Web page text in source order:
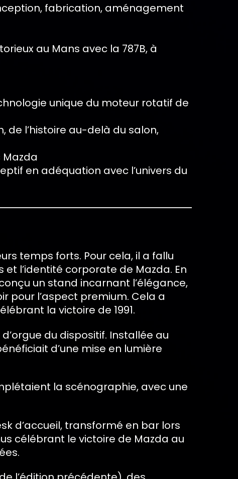
fabrication, aménagement
au Mans avec la 787B, à
unique du moteur rotatif de
de l’histoire au-delà du salon,
en adéquation avec l’univers du
temps forts. Pour cela, il a fallu
l’identité corporate de Mazda. En
un stand incarnant l’élégance,
pour l’aspect premium. Cela a
la victoire de 1991.
du dispositif. Installée au
d’une mise en lumière
la scénographie, avec une
d’accueil, transformé en bar lors
célébrant le victoire de Mazda au